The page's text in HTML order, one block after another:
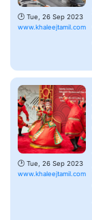
🕑 Tue, 26 Sep 2023
www.khaleejtamil.com
🕑 Tue, 26 Sep 2023
www.khaleejtamil.com